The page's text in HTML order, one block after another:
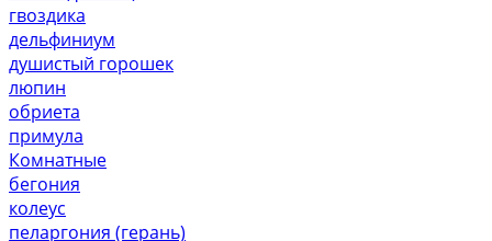
гвоздика
дельфиниум
душистый горошек
люпин
обриета
примула
Комнатные
бегония
колеус
пеларгония (герань)